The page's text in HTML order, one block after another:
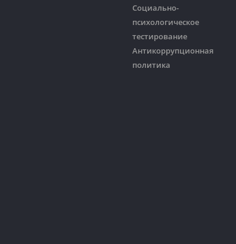
Социально-
психологическое
тестирование
Антикоррупционная
политика